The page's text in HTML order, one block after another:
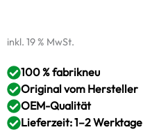
inkl. 19 % MwSt.
100 % fabrikneu
Original vom Hersteller
OEM-Qualität
Lieferzeit: 1–2 Werktage